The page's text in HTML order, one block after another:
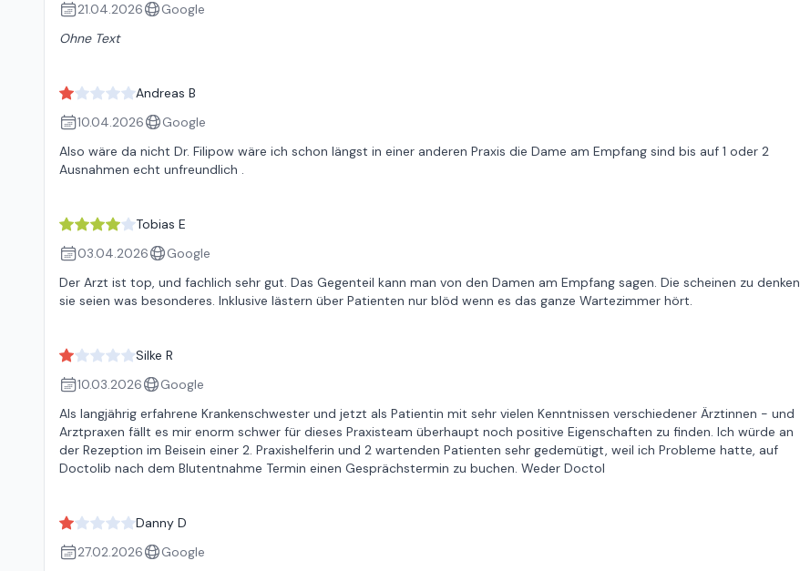
21.04.2026
Google
Ohne Text
Andreas B
10.04.2026
Google
Also wäre da nicht Dr. Filipow wäre ich schon längst in einer anderen Praxis die Dame am Empfang sind bis auf 1 oder 2
Ausnahmen echt unfreundlich .
Tobias E
03.04.2026
Google
Der Arzt ist top, und fachlich sehr gut. Das Gegenteil kann man von den Damen am Empfang sagen. Die scheinen zu denken
sie seien was besonderes. Inklusive lästern über Patienten nur blöd wenn es das ganze Wartezimmer hört.
Silke R
10.03.2026
Google
Als langjährig erfahrene Krankenschwester und jetzt als Patientin mit sehr vielen Kenntnissen verschiedener Ärztinnen - und
Arztpraxen fällt es mir enorm schwer für dieses Praxisteam überhaupt noch positive Eigenschaften zu finden. Ich würde an
der Rezeption im Beisein einer 2. Praxishelferin und 2 wartenden Patienten sehr gedemütigt, weil ich Probleme hatte, auf
Doctolib nach dem Blutentnahme Termin einen Gesprächstermin zu buchen. Weder Doctol
Danny D
27.02.2026
Google